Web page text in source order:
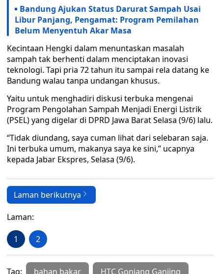
Bandung Ajukan Status Darurat Sampah Usai
Libur Panjang, Pengamat: Program Pemilahan
Belum Menyentuh Akar Masa
Kecintaan Hengki dalam menuntaskan masalah
sampah tak berhenti dalam menciptakan inovasi
teknologi. Tapi pria 72 tahun itu sampai rela datang ke
Bandung walau tanpa undangan khusus.
Yaitu untuk menghadiri diskusi terbuka mengenai
Program Pengolahan Sampah Menjadi Energi Listrik
(PSEL) yang digelar di DPRD Jawa Barat Selasa (9/6) lalu.
“Tidak diundang, saya cuman lihat dari selebaran saja.
Ini terbuka umum, makanya saya ke sini,” ucapnya
kepada Jabar Ekspres, Selasa (9/6).
Laman berikutnya
Laman:
1 2
Tag: bahan bakar HTC Gonjang Ganjing